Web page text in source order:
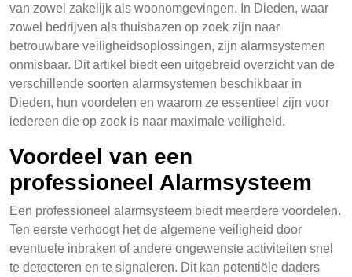
van zowel zakelijk als woonomgevingen. In Dieden, waar
zowel bedrijven als thuisbazen op zoek zijn naar
betrouwbare veiligheidsoplossingen, zijn alarmsystemen
onmisbaar. Dit artikel biedt een uitgebreid overzicht van de
verschillende soorten alarmsystemen beschikbaar in
Dieden, hun voordelen en waarom ze essentieel zijn voor
iedereen die op zoek is naar maximale veiligheid.
Voordeel van een
professioneel Alarmsysteem
Een professioneel alarmsysteem biedt meerdere voordelen.
Ten eerste verhoogt het de algemene veiligheid door
eventuele inbraken of andere ongewenste activiteiten snel
te detecteren en te signaleren. Dit kan potentiële daders